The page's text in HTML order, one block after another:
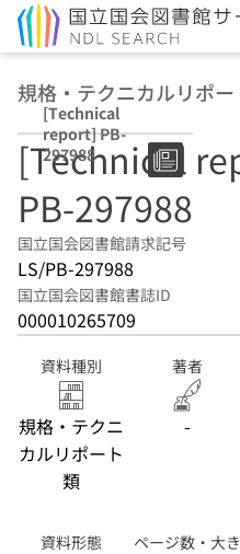
規格・テクニカルリポ
[Technical
report] PB-
297988
[Technical
PB-297988
国立国会図書館請求記号
LS/PB-297988
国立国会図書館書誌ID
000010265709
資料種別
規格・テクニ
カルリポート
類
著者
-
資料形態
ページ数・大き